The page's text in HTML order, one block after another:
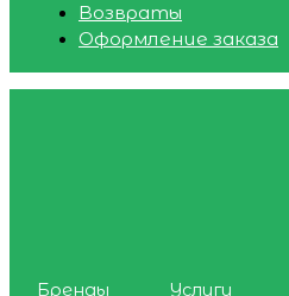
Возвраты
Оформление заказа
Бренды Услуги